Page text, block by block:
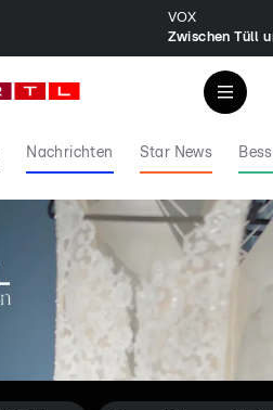
VOX
Zwischen Tüll
Nachrichten Star News